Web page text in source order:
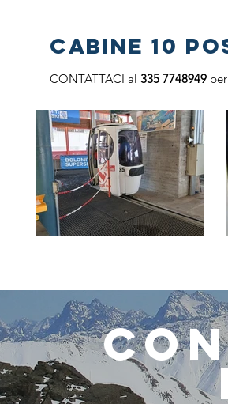
CABINE 10
CONTATTACI al 335 7748949